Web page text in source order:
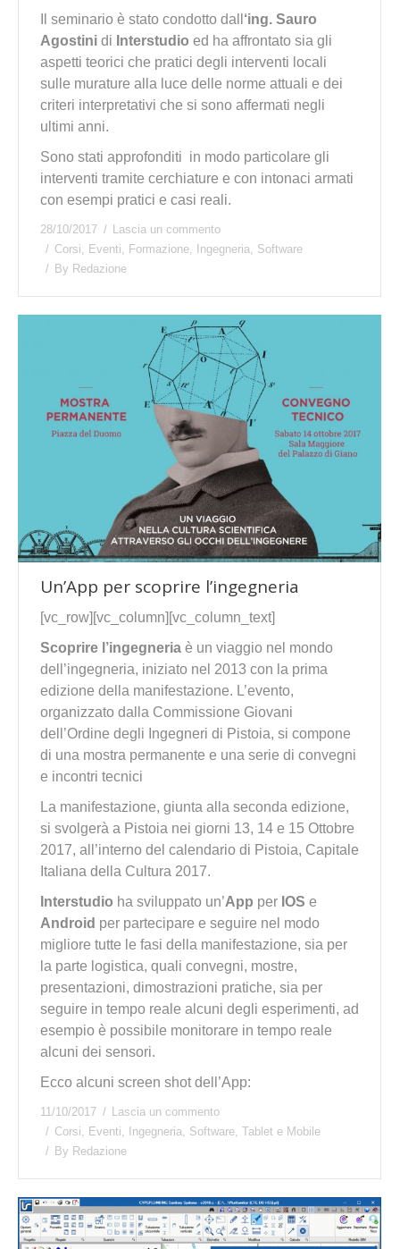
Il seminario è stato condotto dall ‘ing. Sauro
Agostini di Interstudio ed ha affrontato sia gli
aspetti teorici che pratici degli interventi locali
sulle murature alla luce delle norme attuali e dei
criteri interpretativi che si sono affermati negli
ultimi anni.
Sono stati approfonditi in modo particolare gli
interventi tramite cerchiature e con intonaci armati
con esempi pratici e casi reali.
28/10/2017
Lascia un commento
Corsi
Eventi Formazione Ingegneria
Software
By Redazione
Un’App per scoprire l’ingegneria
[vc_row][vc_column][vc_column_text]
Scoprire l’ingegneria è un viaggio nel mondo
dell’ingegneria, iniziato nel 2013 con la prima
edizione della manifestazione. L’evento,
organizzato dalla Commissione Giovani
dell’Ordine degli Ingegneri di Pistoia, si compone
di una mostra permanente e una serie di convegni
e incontri tecnici
La manifestazione, giunta alla seconda edizione,
si svolgerà a Pistoia nei giorni 13, 14 e 15 Ottobre
2017, all’interno del calendario di Pistoia, Capitale
Italiana della Cultura 2017.
Interstudio ha sviluppato un’App per IOS e
Android per partecipare e seguire nel modo
migliore tutte le fasi della manifestazione, sia per
la parte logistica, quali convegni, mostre,
presentazioni, dimostrazioni pratiche, sia per
seguire in tempo reale alcuni degli esperimenti, ad
esempio è possibile monitorare in tempo reale
alcuni dei sensori.
Ecco alcuni screen shot dell’App:
11/10/2017
Lascia un commento
Corsi
Eventi Ingegneria Software Tablet e Mobile
By Redazione